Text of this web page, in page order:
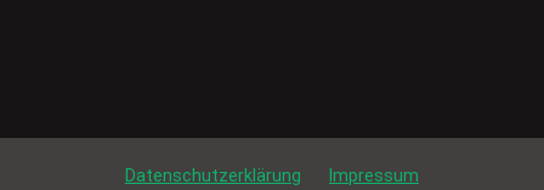
Datenschutzerklärung Impressum